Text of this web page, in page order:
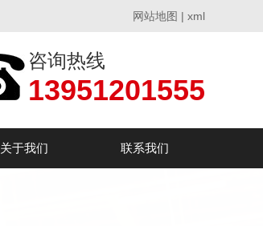
网站地图 | xml
咨询热线
13951201555
关于我们 联系我们